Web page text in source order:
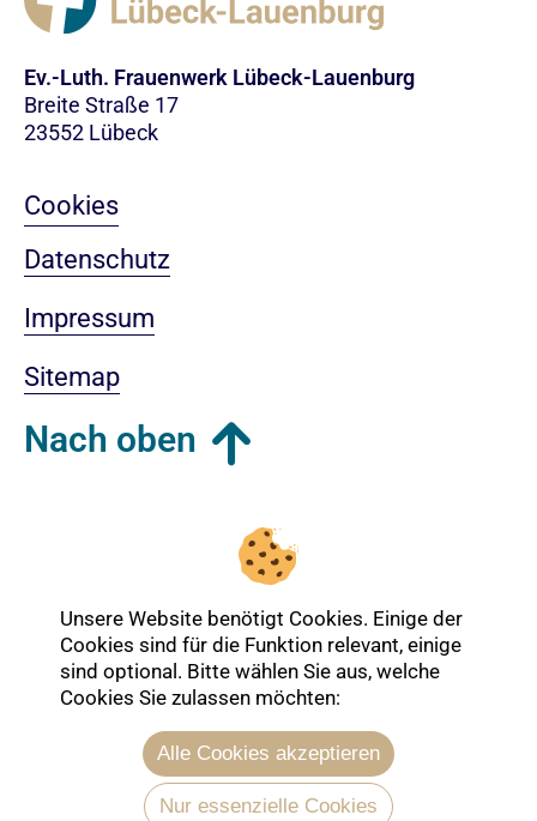
Ev.-Luth. Frauenwerk Lübeck-Lauenburg
Breite Straße 17
23552 Lübeck
Cookies
Datenschutz
Impressum
Sitemap
Nach oben
Unsere Website benötigt Cookies. Einige der
Cookies sind für die Funktion relevant, einige
sind optional. Bitte wählen Sie aus, welche
Cookies Sie zulassen möchten:
Alle Cookies akzeptieren
Nur essenzielle Cookies